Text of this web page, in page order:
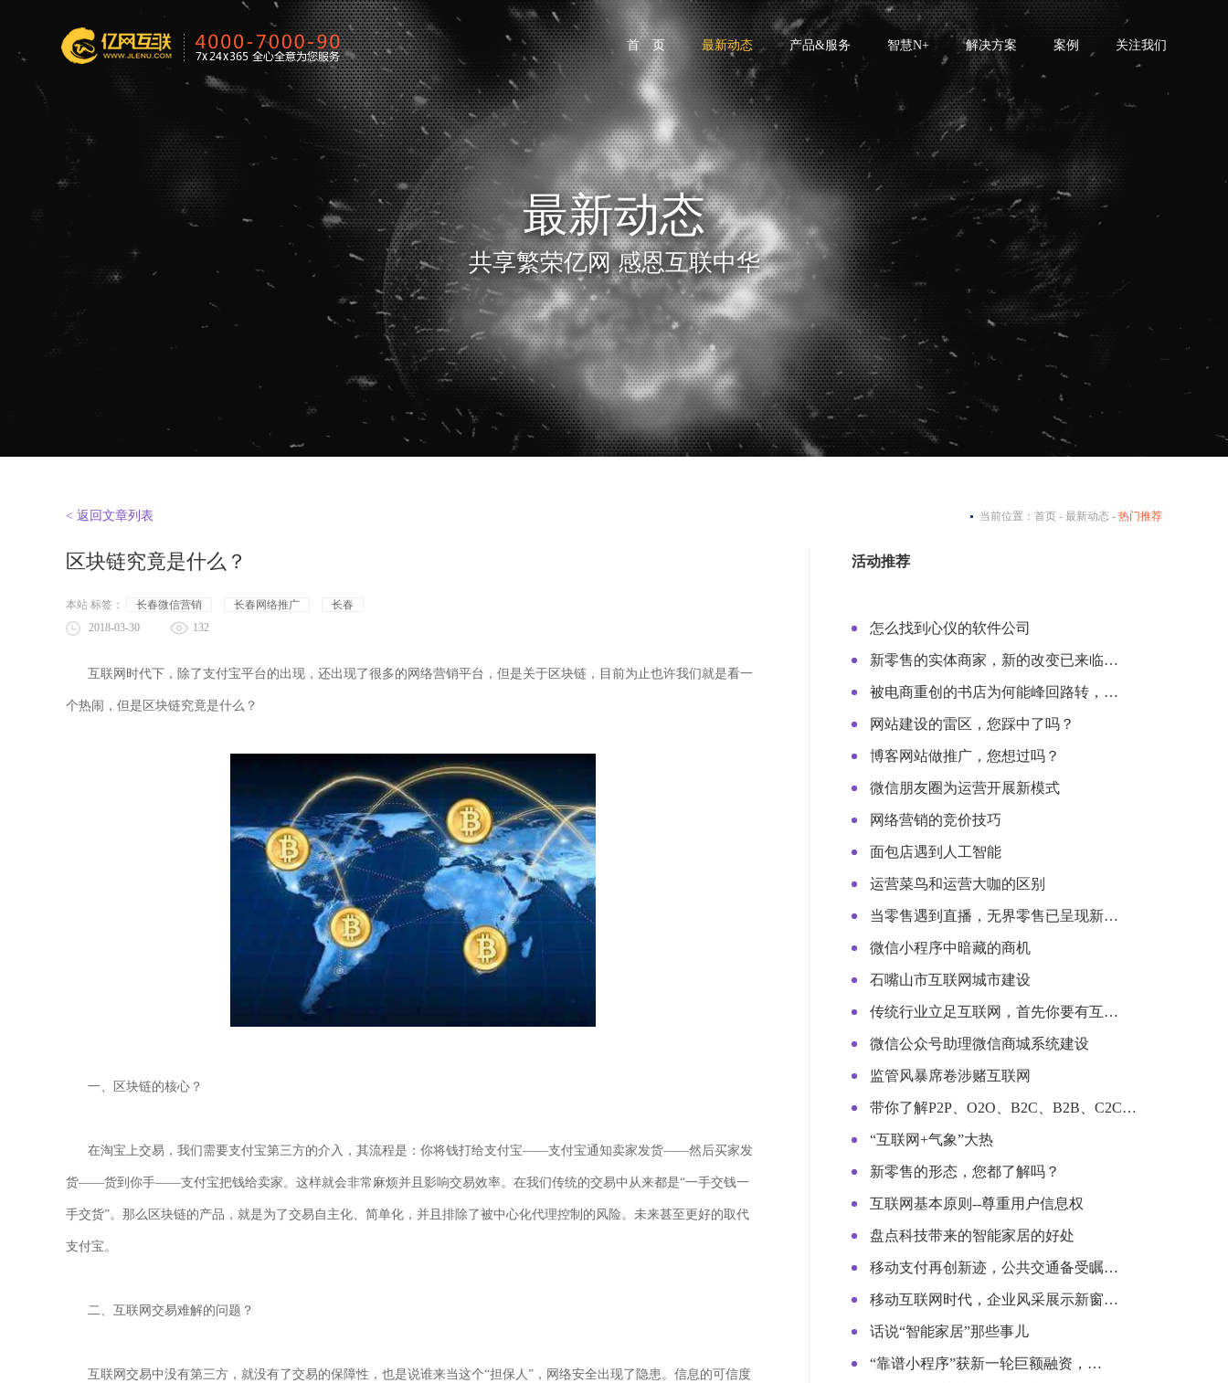
首 页 最新动态 产品&服务 智慧N+ 解决方案 案例 关注我们
最新动态
共享繁荣亿网 感恩互联中华
< 返回文章列表 当前位置： 首页 - 最新动态 - 热门推荐
区块链究竟是什么？
本站 标签： 长春微信营销 长春网络推广
长春
2018-03-30
132
互联网时代下，除了支付宝平台的出现，还出现了很多的网络营销平台，但是关于区块链，目前为止也许我们就是看一
个热闹，但是区块链究竟是什么？
一、区块链的核心？
在淘宝上交易，我们需要支付宝第三方的介入，其流程是：你将钱打给支付宝——支付宝通知卖家发货——然后买家发
货——货到你手——支付宝把钱给卖家。这样就会非常麻烦并且影响交易效率。在我们传统的交易中从来都是“一手交钱一
手交货”。那么区块链的产品，就是为了交易自主化、简单化，并且排除了被中心化代理控制的风险。未来甚至更好的取代
支付宝。
二、互联网交易难解的问题？
互联网交易中没有第三方，就没有了交易的保障性，也是说谁来当这个“担保人”，网络安全出现了隐患。信息的可信度
活动推荐
怎么找到心仪的软件公司
新零售的实体商家，新的改变已来临…
被电商重创的书店为何能峰回路转，…
网站建设的雷区，您踩中了吗？
博客网站做推广，您想过吗？
微信朋友圈为运营开展新模式
网络营销的竞价技巧
面包店遇到人工智能
运营菜鸟和运营大咖的区别
当零售遇到直播，无界零售已呈现新…
微信小程序中暗藏的商机
石嘴山市互联网城市建设
传统行业立足互联网，首先你要有互…
微信公众号助理微信商城系统建设
监管风暴席卷涉赌互联网
带你了解P2P、O2O、B2C、B2B、C2C…
“互联网+气象”大热
新零售的形态，您都了解吗？
互联网基本原则--尊重用户信息权
盘点科技带来的智能家居的好处
移动支付再创新迹，公共交通备受瞩…
移动互联网时代，企业风采展示新窗…
话说“智能家居”那些事儿
“靠谱小程序”获新一轮巨额融资，…